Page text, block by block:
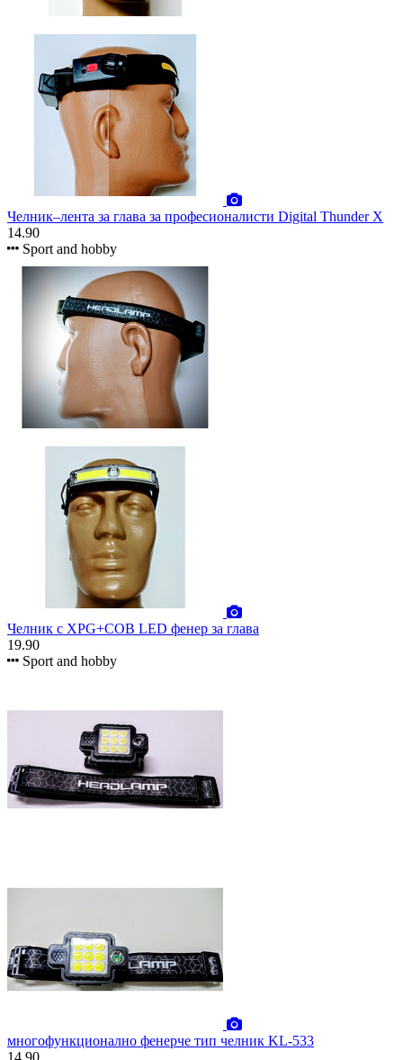
Челник–лента за глава за професионалисти Digital Thunder X
14.90
Sport and hobby
Челник с XPG+COB LED фенер за глава
19.90
Sport and hobby
многофункционално фенерче тип челник KL-533